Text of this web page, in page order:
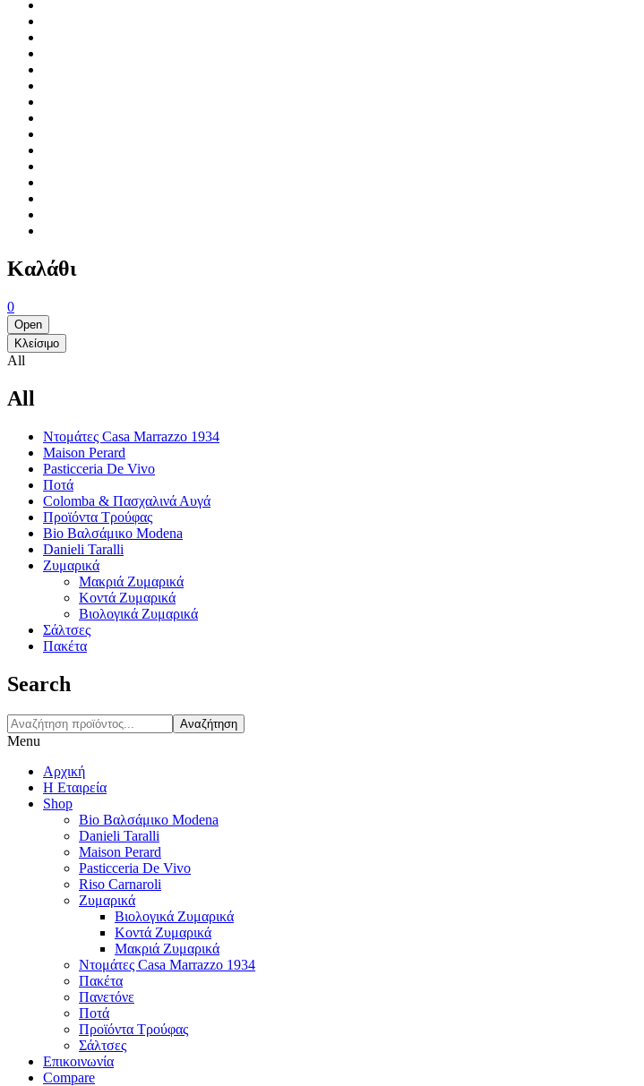
Καλάθι
0
Open
Κλείσιμο
All
All
Ντομάτες Casa Marrazzo 1934
Maison Perard
Pasticceria De Vivo
Ποτά
Colomba & Πασχαλινά Αυγά
Προϊόντα Τρούφας
Bio Βαλσάμικο Modena
Danieli Taralli
Ζυμαρικά
Μακριά Ζυμαρικά
Κοντά Ζυμαρικά
Βιολογικά Ζυμαρικά
Σάλτσες
Πακέτα
Search
Αναζήτηση
Menu
Αρχική
Η Εταιρεία
Shop
Bio Βαλσάμικο Modena
Danieli Taralli
Maison Perard
Pasticceria De Vivo
Riso Carnaroli
Ζυμαρικά
Βιολογικά Ζυμαρικά
Κοντά Ζυμαρικά
Μακριά Ζυμαρικά
Ντομάτες Casa Marrazzo 1934
Πακέτα
Πανετόνε
Ποτά
Προϊόντα Τρούφας
Σάλτσες
Επικοινωνία
Compare